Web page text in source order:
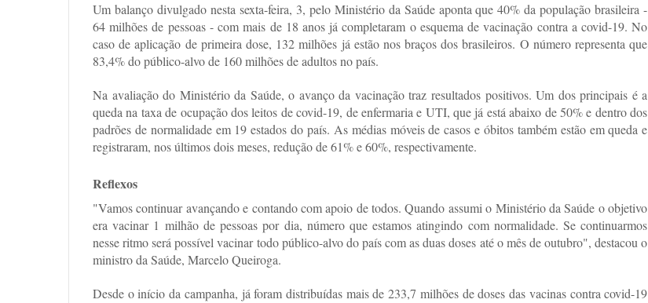
Um balanço divulgado nesta sexta-feira, 3, pelo Ministério da Saúde aponta que 40% da população brasileira -
64 milhões de pessoas - com mais de 18 anos já completaram o esquema de vacinação contra a covid-19. No
caso de aplicação de primeira dose, 132 milhões já estão nos braços dos brasileiros. O número representa que
83,4% do público-alvo de 160 milhões de adultos no país.
Na avaliação do Ministério da Saúde, o avanço da vacinação traz resultados positivos. Um dos principais é a
queda na taxa de ocupação dos leitos de covid-19, de enfermaria e UTI, que já está abaixo de 50% e dentro dos
padrões de normalidade em 19 estados do país. As médias móveis de casos e óbitos também estão em queda e
registraram, nos últimos dois meses, redução de 61% e 60%, respectivamente.
Reflexos
"Vamos continuar avançando e contando com apoio de todos. Quando assumi o Ministério da Saúde o objetivo
era vacinar 1 milhão de pessoas por dia, número que estamos atingindo com normalidade. Se continuarmos
nesse ritmo será possível vacinar todo público-alvo do país com as duas doses até o mês de outubro", destacou o
ministro da Saúde, Marcelo Queiroga.
Desde o início da campanha, já foram distribuídas mais de 233,7 milhões de doses das vacinas contra covid-19